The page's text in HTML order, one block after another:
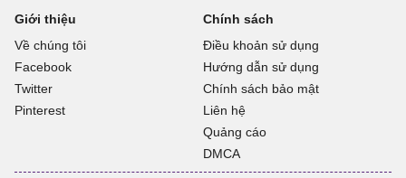
Giới thiệu
Về chúng tôi
Facebook
Twitter
Pinterest
Chính sách
Điều khoản sử dụng
Hướng dẫn sử dụng
Chính sách bảo mật
Liên hệ
Quảng cáo
DMCA